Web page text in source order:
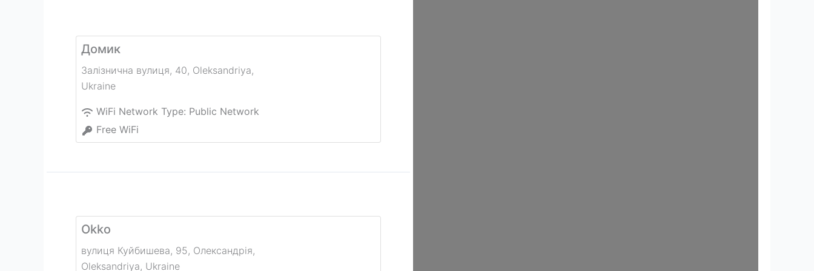
Домик
Залізнична вулиця, 40, Oleksandriya,
Ukraine
WiFi Network Type: Public Network
Free WiFi
Okko
вулиця Куйбишева, 95, Олександрія,
Oleksandriya, Ukraine